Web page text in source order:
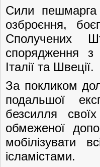
Сили пешмарга
озброєння,
Сполучених
спорядження з
Італії та Швеції.
За покликом
подальшої
безсилля
обмеженої
мобілізувати
ісламістами.